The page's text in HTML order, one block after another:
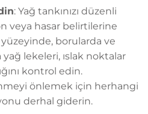
: Yağ tankınızı düzenli
veya hasar belirtilerine
borularda ve
yağ lekeleri, ıslak noktalar
kontrol edin.
önlemek için herhangi
derhal giderin.